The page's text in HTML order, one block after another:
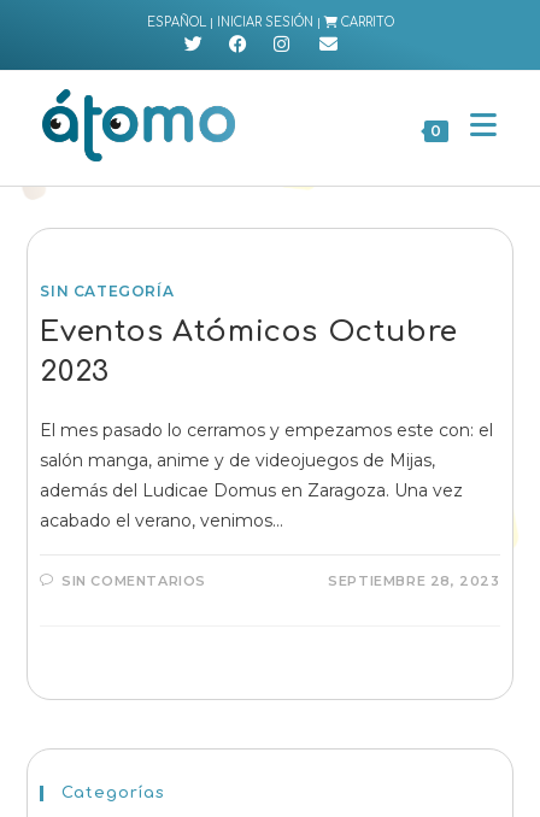
contenido
ESPAÑOL | INICIAR SESIÓN | CARRITO
0
SIN CATEGORÍA
Eventos Atómicos Octubre
2023
El mes pasado lo cerramos y empezamos este con: el
salón manga, anime y de videojuegos de Mijas,
además del Ludicae Domus en Zaragoza. Una vez
acabado el verano, venimos…
SIN COMENTARIOS SEPTIEMBRE 28, 2023
Categorías